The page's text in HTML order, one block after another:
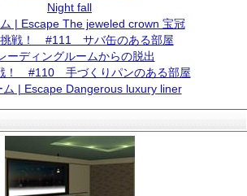
Night fall
| Escape The jeweled crown 宝冠
挑戦！ #111 サバ缶のある部屋
ーディングルームからの脱出
！ #110 手づくりパンのある部屋
ム | Escape Dangerous luxury liner